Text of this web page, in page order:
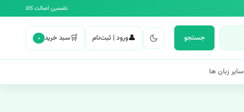
تضمین اصالت کالا
جستجو 👤ورود | ثبت‌نام 🛒سبد خرید ۰
سایر زبان ها